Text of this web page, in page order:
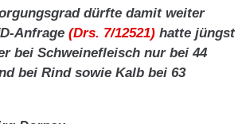
dürfte damit weiter
Anfrage (Drs. 7/12521) hatte jüngst
bei Schweinefleisch nur bei 44
bei Rind sowie Kalb bei 63